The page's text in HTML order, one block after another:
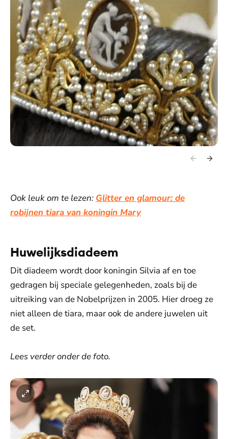
Ook leuk om te lezen: Glitter en glamour: de
robijnen tiara van koningin Mary
Huwelijksdiadeem
Dit diadeem wordt door koningin Silvia af en toe
gedragen bij speciale gelegenheden, zoals bij de
uitreiking van de Nobelprijzen in 2005. Hier droeg ze
niet alleen de tiara, maar ook de andere juwelen uit
de set.
Lees verder onder de foto.